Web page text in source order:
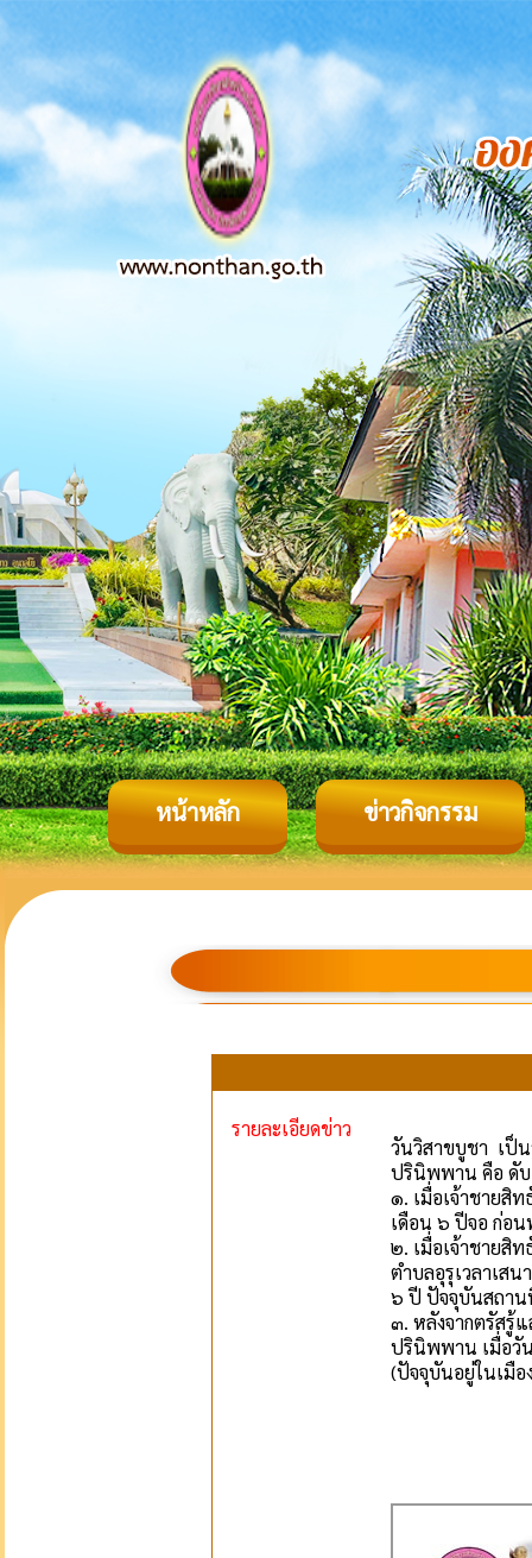
หน้าหลัก ข่าวกิจกรรม
รายละเอียดข่าว
วันวิสาขบูชา เป็น
ปรินิพพาน คือ ดับ
๑. เมื่อเจ้าชายสิ
เดือน ๖ ปีจอ ก่อ
๒. เมื่อเจ้าชายสิ
ตำบลอุรุเวลาเส
๖ ปี ปัจจุบันสถาน
๓. หลังจากตรัสรู้
ปรินิพพาน เมื่อวั
(ปัจจุบันอยู่ในเมือ